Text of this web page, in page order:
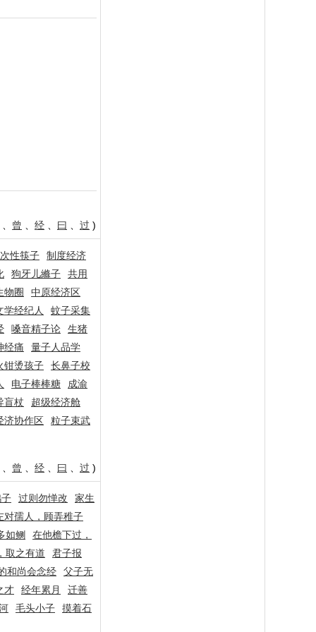
曾 经 曰 过 )
性筷子
制度经济
狗牙儿縧子
共用
物圈
中原经济区
学经纪人
蚊子采集
嗓音精子论
生猪
经痛
量子人品学
钳烫孩子
长鼻子校
电子棒棒糖
成渝
盲杖
超级经济舱
济协作区
粒子束武
曾 经 曰 过 )
过则勿惮改
家生
对孺人，顾弄稚子
如鲗
在他檐下过，
取之有道
君子报
和尚会念经
父子无
才 经年累月
迁善
毛头小子
摸着石